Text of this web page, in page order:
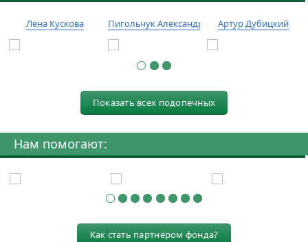
Лена Кускова Пигольчук Александр Артур Дубицкий
Показать всех подопечных
Нам помогают:
Как стать партнёром фонда?